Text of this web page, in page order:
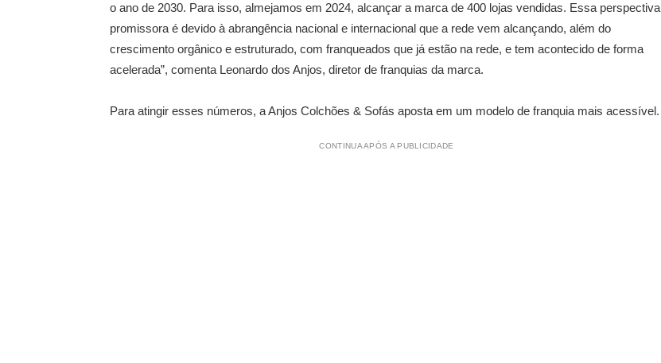
o ano de 2030. Para isso, almejamos em 2024, alcançar a marca de 400 lojas vendidas. Essa perspectiva
promissora é devido à abrangência nacional e internacional que a rede vem alcançando, além do
crescimento orgânico e estruturado, com franqueados que já estão na rede, e tem acontecido de forma
acelerada”, comenta Leonardo dos Anjos, diretor de franquias da marca.
Para atingir esses números, a Anjos Colchões & Sofás aposta em um modelo de franquia mais acessível.
CONTINUA APÓS A PUBLICIDADE